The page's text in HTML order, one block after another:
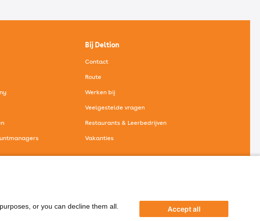
Bij Deltion
Contact
Route
Werken bij
Veelgestelde vragen
Restaurants & Leerbedrijven
Vakanties
or you can decline them all.
Accept all